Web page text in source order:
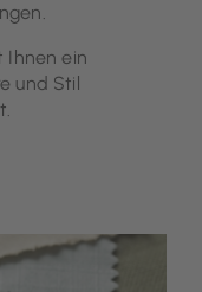
Ihnen ein
und Stil